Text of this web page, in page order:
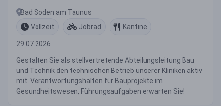
Bad Soden am Taunus
Vollzeit
Jobrad Kantine
29.07.2026
Gestalten Sie als stellvertretende Abteilungsleitung Bau
und Technik den technischen Betrieb unserer Kliniken aktiv
mit. Verantwortungshalten für Bauprojekte im
Gesundheitswesen, Führungsaufgaben erwarten Sie!